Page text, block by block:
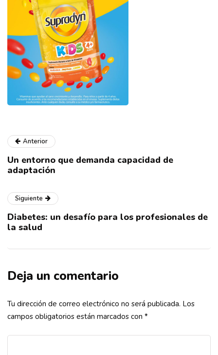
Anterior
Un entorno que demanda capacidad de
adaptación
Siguiente
Diabetes: un desafío para los profesionales de
la salud
Deja un comentario
Tu dirección de correo electrónico no será publicada. Los
campos obligatorios están marcados con *